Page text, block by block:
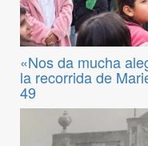
«Nos da mucha
la recorrida de
49